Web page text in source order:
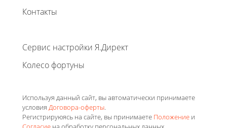
Контакты
Сервис настройки Я.Директ
Колесо фортуны
Используя данный сайт, вы автоматически принимаете
условия Договора-оферты.
Регистрируюясь на сайте, вы принимаете Положение и